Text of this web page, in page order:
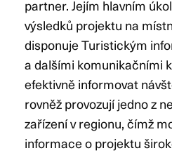
partner. Jejím hlavním
výsledků projektu na
disponuje Turistickým
a dalšími komunikačními
efektivně informovat
rovněž provozují jedno z
zařízení v regionu, čímž
informace o projektu